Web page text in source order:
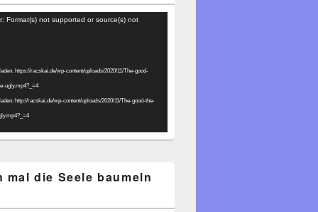
Format(s) not supported or source(s) not
https://racskai.de/wp-content/uploads/2020/11/The-good-
ugly.mp4?_=4
http://racskai.de/wp-content/uploads/2020/11/The-good-the-
mal die Seele baumeln